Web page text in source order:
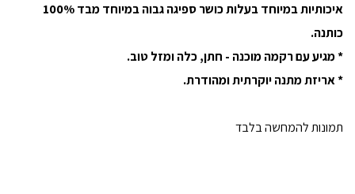
איכותיות במיוחד בעלות כושר ספיגה גבוה במיוחד מבד 100%
כותנה.
* מגיע עם רקמה מוכנה - חתן, כלה ומזל טוב.
* אריזת מתנה יוקרתית ומהודרת.
תמונות להמחשה בלבד